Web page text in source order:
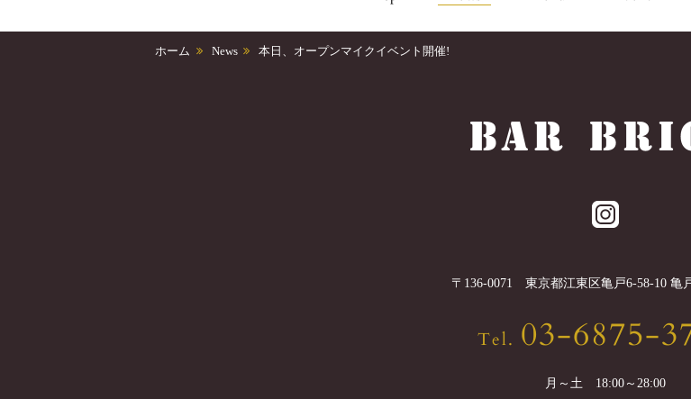
ホーム News 本日、オープンマイクイベント開催!
〒 136-0071 東京都江東区亀戸6-58-10 亀
Tel. 03-6875-
月～土 18:00～28:00